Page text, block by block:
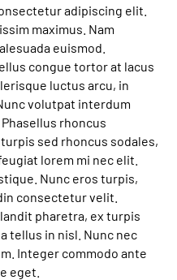
adipiscing elit.
maximus. Nam
euismod.
congue tortor at lacus
luctus arcu, in
volutpat interdum
rhoncus
sed rhoncus sodales,
lorem mi nec elit.
Nunc eros turpis,
consectetur velit.
pharetra, ex turpis
tellus in nisl. Nunc nec
Integer commodo ante
eget.